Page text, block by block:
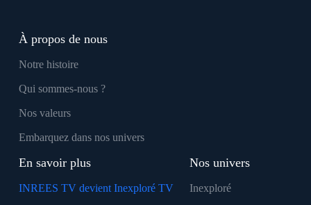
À propos de nous
Notre histoire
Qui sommes-nous ?
Nos valeurs
Embarquez dans nos univers
En savoir plus
INREES TV devient Inexploré TV
Nos univers
Inexploré